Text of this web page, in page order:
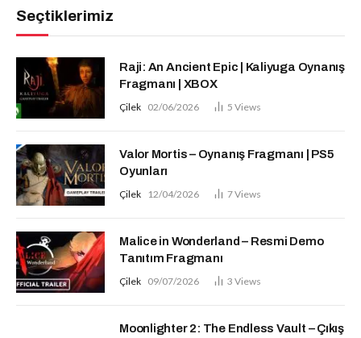
Seçtiklerimiz
Raji: An Ancient Epic | Kaliyuga Oynanış
Fragmanı | XBOX
Çilek 02/06/2026 5 Views
Valor Mortis – Oynanış Fragmanı | PS5
Oyunları
Çilek 12/04/2026 7Views
Malice in Wonderland – Resmi Demo
Tanıtım Fragmanı
Çilek 09/07/2026 3 Views
Moonlighter 2: The Endless Vault – Çıkış